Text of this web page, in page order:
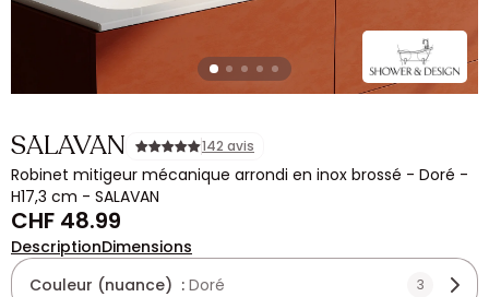
SALAVAN 142 avis
Robinet mitigeur mécanique arrondi en inox brossé - Doré -
H17,3 cm - SALAVAN
CHF 48.99
DescriptionDimensions
Couleur (nuance) : Doré 3